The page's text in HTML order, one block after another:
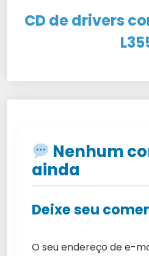
CD de drivers
Nenhum
ainda
Deixe seu
O seu endereço de e-